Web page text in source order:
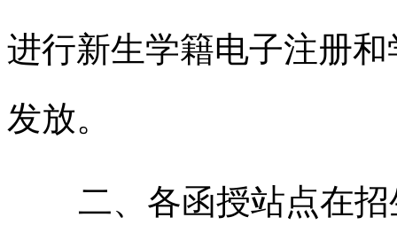
进行新生学籍电子注册
发放。
二、各函授站点在招